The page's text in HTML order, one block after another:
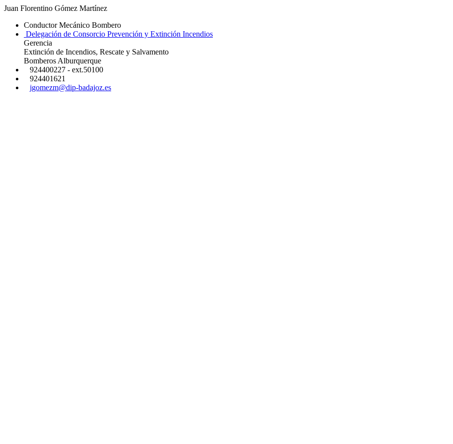
Juan Florentino Gómez Martínez
Conductor Mecánico Bombero
Delegación de Consorcio Prevención y Extinción Incendios
Gerencia
Extinción de Incendios, Rescate y Salvamento
Bomberos Alburquerque
924400227 - ext.50100
924401621
jgomezm@dip-badajoz.es